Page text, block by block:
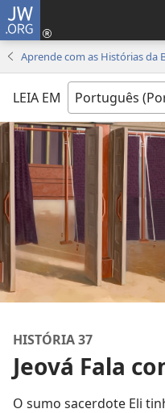
JW.ORG
Aprende com as Histórias da
LEIA EM
HISTÓRIA 37
Jeová Fala
O sumo sacerdote Eli